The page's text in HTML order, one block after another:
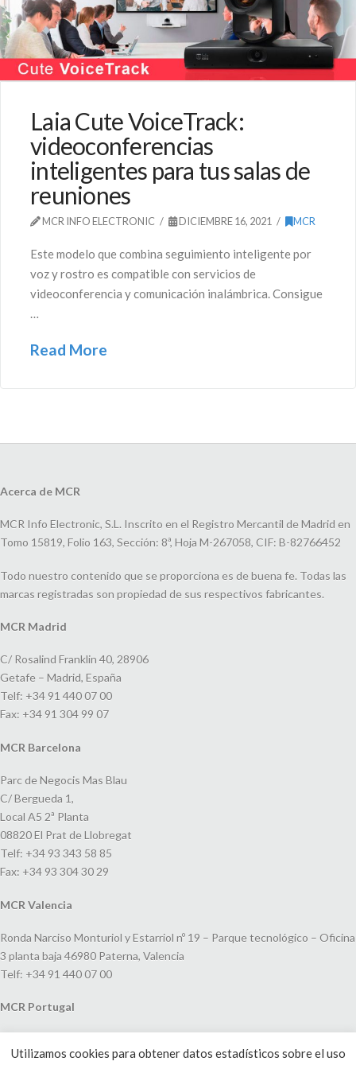
Laia Cute VoiceTrack:
videoconferencias
inteligentes para tus salas de
reuniones
MCR INFO ELECTRONIC DICIEMBRE 16, 2021 MCR
Este modelo que combina seguimiento inteligente por
voz y rostro es compatible con servicios de
videoconferencia y comunicación inalámbrica. Consigue
…
Read More
Acerca de MCR
MCR Info Electronic, S.L. Inscrito en el Registro Mercantil de Madrid en
Tomo 15819, Folio 163, Sección: 8ª, Hoja M-267058, CIF: B-82766452
Todo nuestro contenido que se proporciona es de buena fe. Todas las
marcas registradas son propiedad de sus respectivos fabricantes.
MCR Madrid
C/ Rosalind Franklin 40, 28906
Getafe – Madrid, España
Telf: +34 91 440 07 00
Fax: +34 91 304 99 07
MCR Barcelona
Parc de Negocis Mas Blau
C/ Bergueda 1,
Local A5 2ª Planta
08820 El Prat de Llobregat
Telf: +34 93 343 58 85
Fax: +34 93 304 30 29
MCR Valencia
Ronda Narciso Monturiol y Estarriol nº 19 – Parque tecnológico – Oficina
3 planta baja 46980 Paterna, Valencia
Telf: +34 91 440 07 00
MCR Portugal
João V, 24
Utilizamos cookies para obtener datos estadísticos sobre el uso